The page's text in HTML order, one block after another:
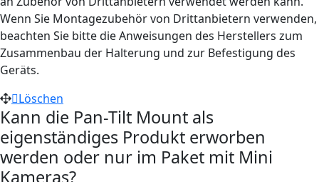
Wenn Sie Montagezubehör von Drittanbietern verwenden,
beachten Sie bitte die Anweisungen des Herstellers zum
Zusammenbau der Halterung und zur Befestigung des
Geräts.
Löschen
Kann die Pan-Tilt Mount als
eigenständiges Produkt erworben
werden oder nur im Paket mit Mini
Kameras?